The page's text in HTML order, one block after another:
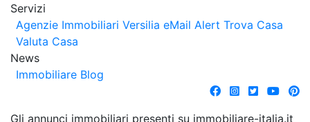
Servizi
Agenzie Immobiliari Versilia eMail Alert Trova Casa
Valuta Casa
News
Immobiliare Blog
Gli annunci immobiliari presenti su immobiliare-italia.it